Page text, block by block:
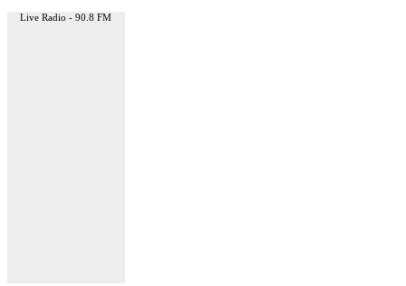
Live Radio - 90.8 FM